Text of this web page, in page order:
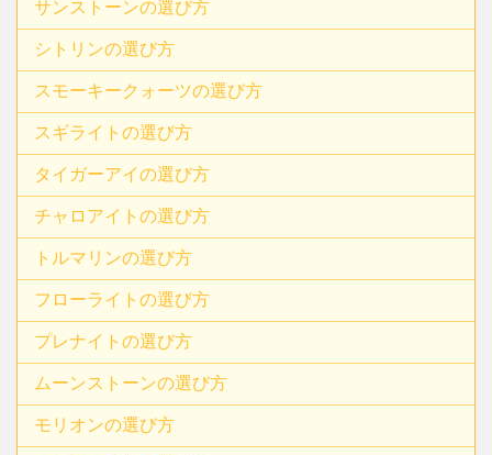
サンストーンの選び方
シトリンの選び方
スモーキークォーツの選び方
スギライトの選び方
タイガーアイの選び方
チャロアイトの選び方
トルマリンの選び方
フローライトの選び方
プレナイトの選び方
ムーンストーンの選び方
モリオンの選び方